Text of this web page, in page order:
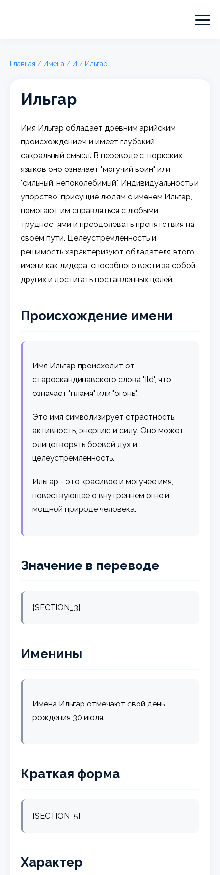
Главная / Имена / И / Ильгар
Ильгар
Имя Ильгар обладает древним арийским
происхождением и имеет глубокий
сакральный смысл. В переводе с тюркских
языков оно означает "могучий воин" или
"сильный, непоколебимый". Индивидуальность и
упорство, присущие людям с именем Ильгар,
помогают им справляться с любыми
трудностями и преодолевать препятствия на
своем пути. Целеустремленность и
решимость характеризуют обладателя этого
имени как лидера, способного вести за собой
других и достигать поставленных целей.
Происхождение имени
Имя Ильгар происходит от
староскандинавского слова "Ild", что
означает "пламя" или "огонь".
Это имя символизирует страстность,
активность, энергию и силу. Оно может
олицетворять боевой дух и
целеустремленность.
Ильгар - это красивое и могучее имя,
повествующее о внутреннем огне и
мощной природе человека.
Значение в переводе
{SECTION_3}
Именины
Имена Ильгар отмечают свой день
рождения 30 июля.
Краткая форма
{SECTION_5}
Характер